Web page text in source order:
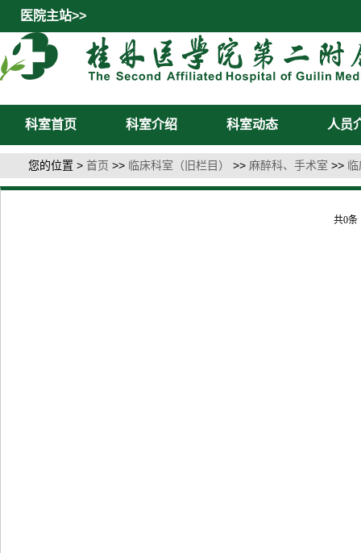
医院主站>>
科室首页 科室介绍 科室动态 人员
您的位置 > 首页 >> 临床科室（旧栏目） >> 麻醉科、手术室 >>
共0